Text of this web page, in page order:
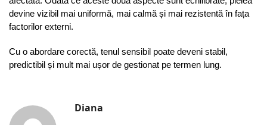
devine vizibil mai uniformă, mai calmă și mai rezistentă în fața
factorilor externi.
Cu o abordare corectă, tenul sensibil poate deveni stabil,
predictibil și mult mai ușor de gestionat pe termen lung.
Diana